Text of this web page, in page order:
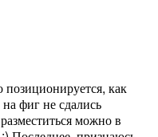
как
фиг не сдались
можно в